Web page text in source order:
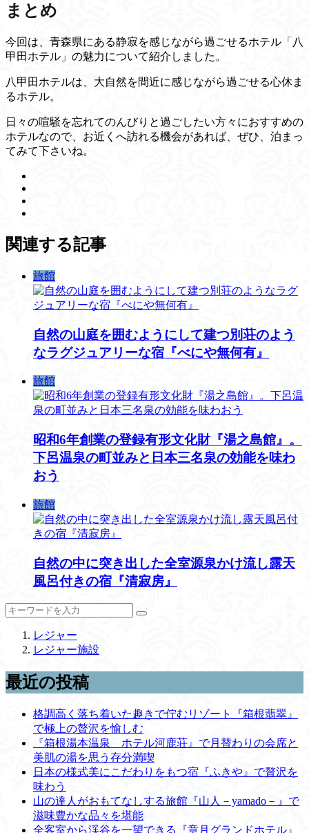
まとめ
今回は、青森県にある静寂を感じながら過ごせるホテル「八
甲田ホテル」の魅力について紹介しました。
八甲田ホテルは、大自然を間近に感じながら過ごせる心休ま
るホテル。
日々の喧騒を忘れてのんびりと過ごしたい方々におすすめの
ホテルなので、お近くへ訪れる機会があれば、ぜひ、泊まっ
てみて下さいね。
関連する記事
旅館
自然の山庭を囲むようにして建つ別荘のよう
なラグジュアリーな宿『べにや無何有』
旅館
昭和6年創業の登録有形文化財『湯之島館』。
下呂温泉の町並みと日本三名泉の効能を味わ
おう
旅館
自然の中に突き出した全室源泉かけ流し露天
風呂付きの宿『清寂房』
レジャー
レジャー施設
最近の投稿
格調高く落ち着いた趣きで佇むリゾート『箱根翡翠』
で極上の贅沢を愉しむ
『箱根湯本温泉 ホテル河鹿荘』で月替わりの会席と
美肌の湯を思う存分満喫
日本の様式美にこだわりをもつ宿『ふきや』で贅沢を
味わう
山の達人がおもてなしする旅館『山人－yamado－』で
滋味豊かな品々を堪能
全客室から渓谷を一望できる『章月グランドホテル』